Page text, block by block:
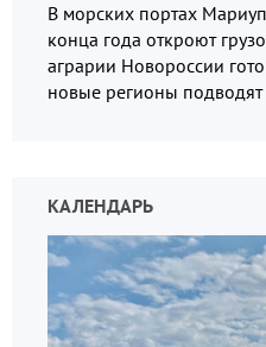
В морских портах
конца года откроют
аграрии Новороссии
новые регионы
КАЛЕНДАРЬ